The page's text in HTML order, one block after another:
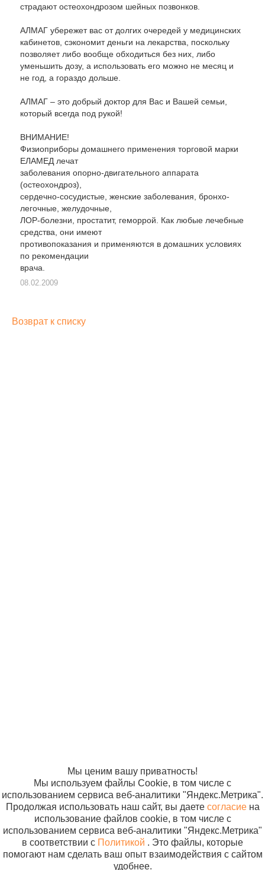
страдают остеохондрозом шейных позвонков.
АЛМАГ убережет вас от долгих очередей у медицинских
кабинетов, сэкономит деньги на лекарства, поскольку
позволяет либо вообще обходиться без них, либо
уменьшить дозу, а использовать его можно не месяц и
не год, а гораздо дольше.
АЛМАГ – это добрый доктор для Вас и Вашей семьи,
который всегда под рукой!
ВНИМАНИЕ!
Физиоприборы домашнего применения торговой марки
ЕЛАМЕД лечат
заболевания опорно-двигательного аппарата
(остеохондроз),
сердечно-сосудистые, женские заболевания, бронхо-
легочные, желудочные,
ЛОР-болезни, простатит, геморрой. Как любые лечебные
средства, они имеют
противопоказания и применяются в домашних условиях
по рекомендации
врача.
08.02.2009
Возврат к списку
Мы ценим вашу приватность!
Мы используем файлы Cookie, в том числе с
использованием сервиса веб-аналитики "Яндекс.Метрика".
Продолжая использовать наш сайт, вы даете согласиена
использование файлов cookie, в том числе с
использованием сервиса веб-аналитики "Яндекс.Метрика"
в соответствии с Политикой . Это файлы, которые
помогают нам сделать ваш опыт взаимодействия с сайтом
удобнее.